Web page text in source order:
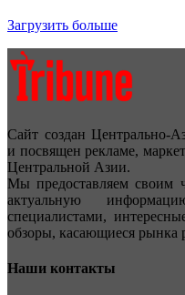
Загрузить больше
Сайт создан Центрально-
и посвящен рекламе,
Центральной Азии.
Мы предоставляем своим
актуальную
специалистами,
обзоры, касающиеся рынка
Наши контакты